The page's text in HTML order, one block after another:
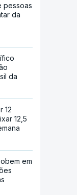
pessoas
da
da
12
12,5
em